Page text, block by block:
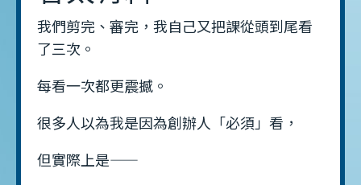
我們剪完、審完，我自己又把課從頭到尾看
了三次。
每看一次都更震撼。
很多人以為我是因為創辦人「必須」看，
但實際上是——